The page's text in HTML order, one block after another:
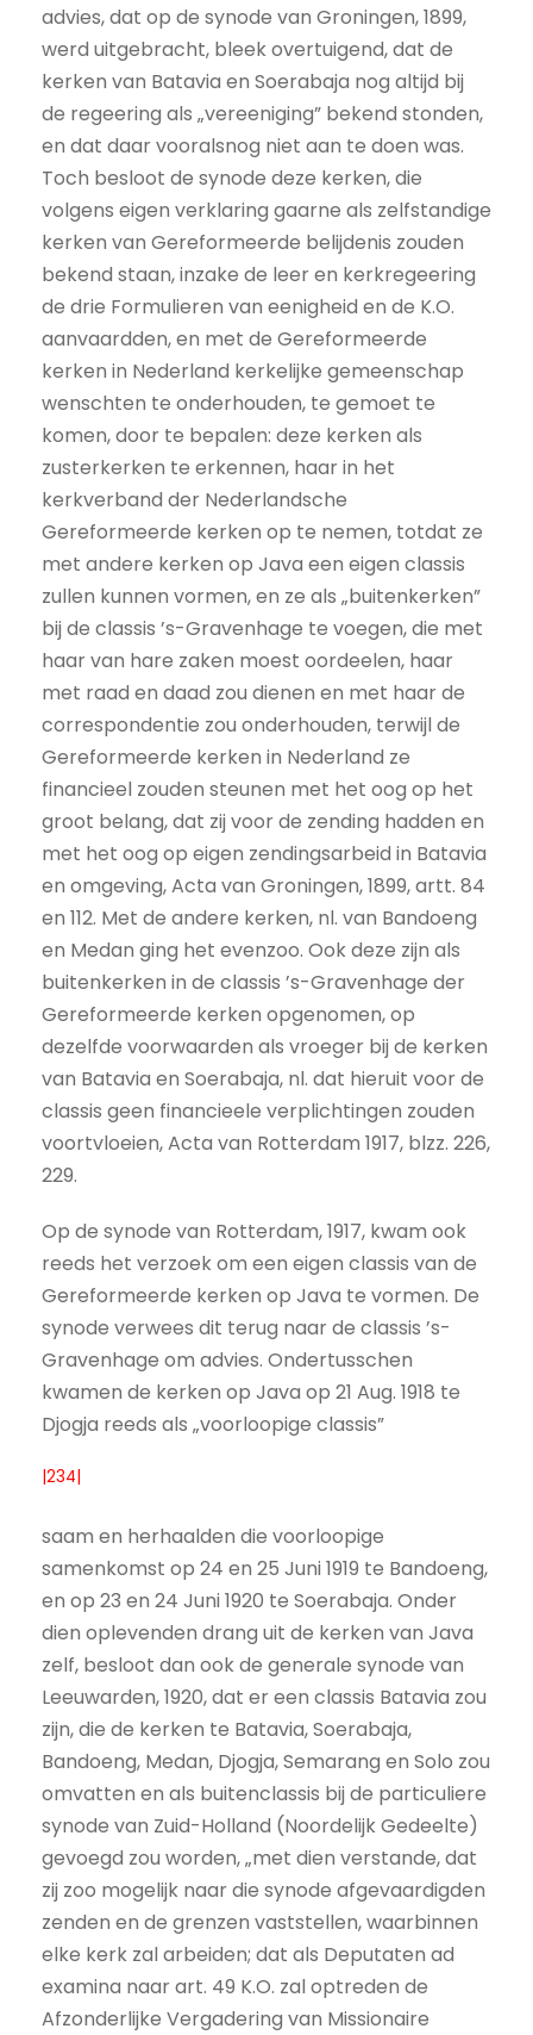
advies, dat op de synode van Groningen, 1899,
werd uitgebracht, bleek overtuigend, dat de
kerken van Batavia en Soerabaja nog altijd bij
de regeering als „vereeniging” bekend stonden,
en dat daar vooralsnog niet aan te doen was.
Toch besloot de synode deze kerken, die
volgens eigen verklaring gaarne als zelfstandige
kerken van Gereformeerde belijdenis zouden
bekend staan, inzake de leer en kerkregeering
de drie Formulieren van eenigheid en de K.O.
aanvaardden, en met de Gereformeerde
kerken in Nederland kerkelijke gemeenschap
wenschten te onderhouden, te gemoet te
komen, door te bepalen: deze kerken als
zusterkerken te erkennen, haar in het
kerkverband der Nederlandsche
Gereformeerde kerken op te nemen, totdat ze
met andere kerken op Java een eigen classis
zullen kunnen vormen, en ze als „buitenkerken”
bij de classis ’s-Gravenhage te voegen, die met
haar van hare zaken moest oordeelen, haar
met raad en daad zou dienen en met haar de
correspondentie zou onderhouden, terwijl de
Gereformeerde kerken in Nederland ze
financieel zouden steunen met het oog op het
groot belang, dat zij voor de zending hadden en
met het oog op eigen zendingsarbeid in Batavia
en omgeving, Acta van Groningen, 1899, artt. 84
en 112. Met de andere kerken, nl. van Bandoeng
en Medan ging het evenzoo. Ook deze zijn als
buitenkerken in de classis ’s-Gravenhage der
Gereformeerde kerken opgenomen, op
dezelfde voorwaarden als vroeger bij de kerken
van Batavia en Soerabaja, nl. dat hieruit voor de
classis geen financieele verplichtingen zouden
voortvloeien, Acta van Rotterdam 1917, blzz. 226,
229.
Op de synode van Rotterdam, 1917, kwam ook
reeds het verzoek om een eigen classis van de
Gereformeerde kerken op Java te vormen. De
synode verwees dit terug naar de classis ’s-
Gravenhage om advies. Ondertusschen
kwamen de kerken op Java op 21 Aug. 1918 te
Djogja reeds als „voorloopige classis”
|234|
saam en herhaalden die voorloopige
samenkomst op 24 en 25 Juni 1919 te Bandoeng,
en op 23 en 24 Juni 1920 te Soerabaja. Onder
dien oplevenden drang uit de kerken van Java
zelf, besloot dan ook de generale synode van
Leeuwarden, 1920, dat er een classis Batavia zou
zijn, die de kerken te Batavia, Soerabaja,
Bandoeng, Medan, Djogja, Semarang en Solo zou
omvatten en als buitenclassis bij de particuliere
synode van Zuid-Holland (Noordelijk Gedeelte)
gevoegd zou worden, „met dien verstande, dat
zij zoo mogelijk naar die synode afgevaardigden
zenden en de grenzen vaststellen, waarbinnen
elke kerk zal arbeiden; dat als Deputaten ad
examina naar art. 49 K.O. zal optreden de
Afzonderlijke Vergadering van Missionaire